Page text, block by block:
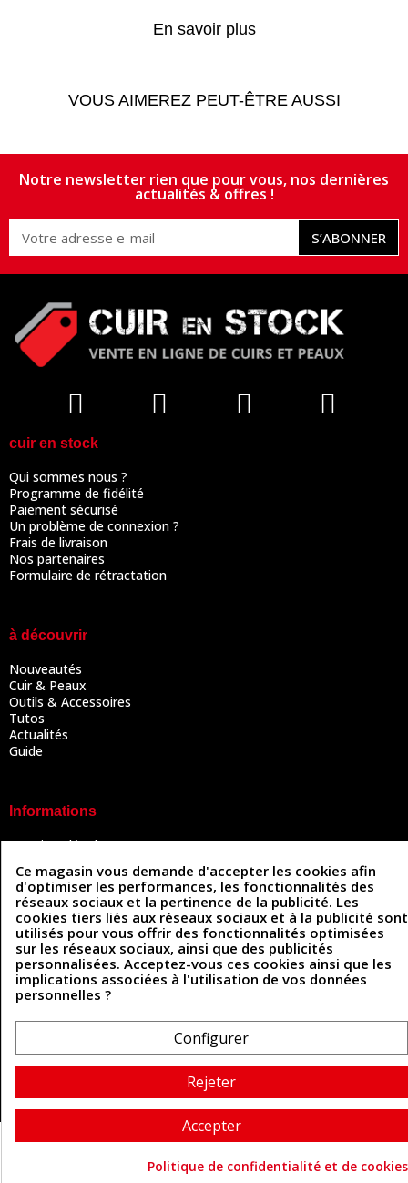
En savoir plus
VOUS AIMEREZ PEUT-ÊTRE AUSSI
Notre newsletter rien que pour vous, nos dernières
actualités & offres !
S’ABONNER
cuir en stock
Qui sommes nous ?
Programme de fidélité
Paiement sécurisé
Un problème de connexion ?
Frais de livraison
Nos partenaires
Formulaire de rétractation
à découvrir
Nouveautés
Cuir & Peaux
Outils & Accessoires
Tutos
Actualités
Guide
Informations
Mentions légales
Politique de confidentialité
Politique des cookies
Contactez-nous
Coordonnées
493 Chemin de Catougnac
81300 Graulhet
contact@cuirenstock.com
Cuirenstock © 2026 - Une création Quatrys 💙
Ce magasin vous demande d'accepter les cookies afin
d'optimiser les performances, les fonctionnalités des
réseaux sociaux et la pertinence de la publicité. Les
cookies tiers liés aux réseaux sociaux et à la publicité sont
utilisés pour vous offrir des fonctionnalités optimisées
sur les réseaux sociaux, ainsi que des publicités
personnalisées. Acceptez-vous ces cookies ainsi que les
implications associées à l'utilisation de vos données
personnelles ?
Configurer
Rejeter
Accepter
Politique de confidentialité et de cookies